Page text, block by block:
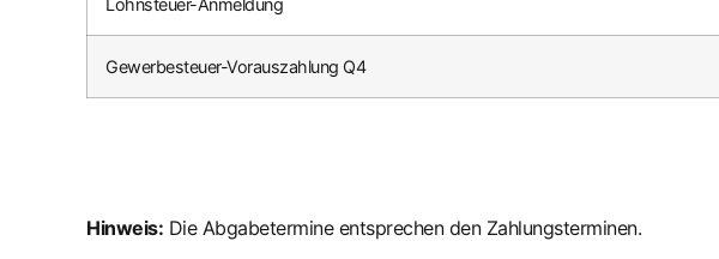
Gewerbesteuer-Vorauszahlung Q4
Hinweis: Die Abgabetermine entsprechen den Zahlungsterminen.